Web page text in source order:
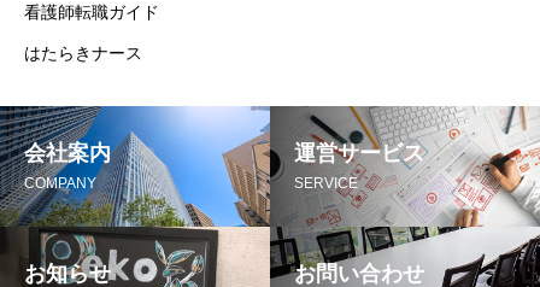
看護師転職ガイド
はたらきナース
会社案内
COMPANY
運営サービス
SERVICE
お知らせ お問い合わせ